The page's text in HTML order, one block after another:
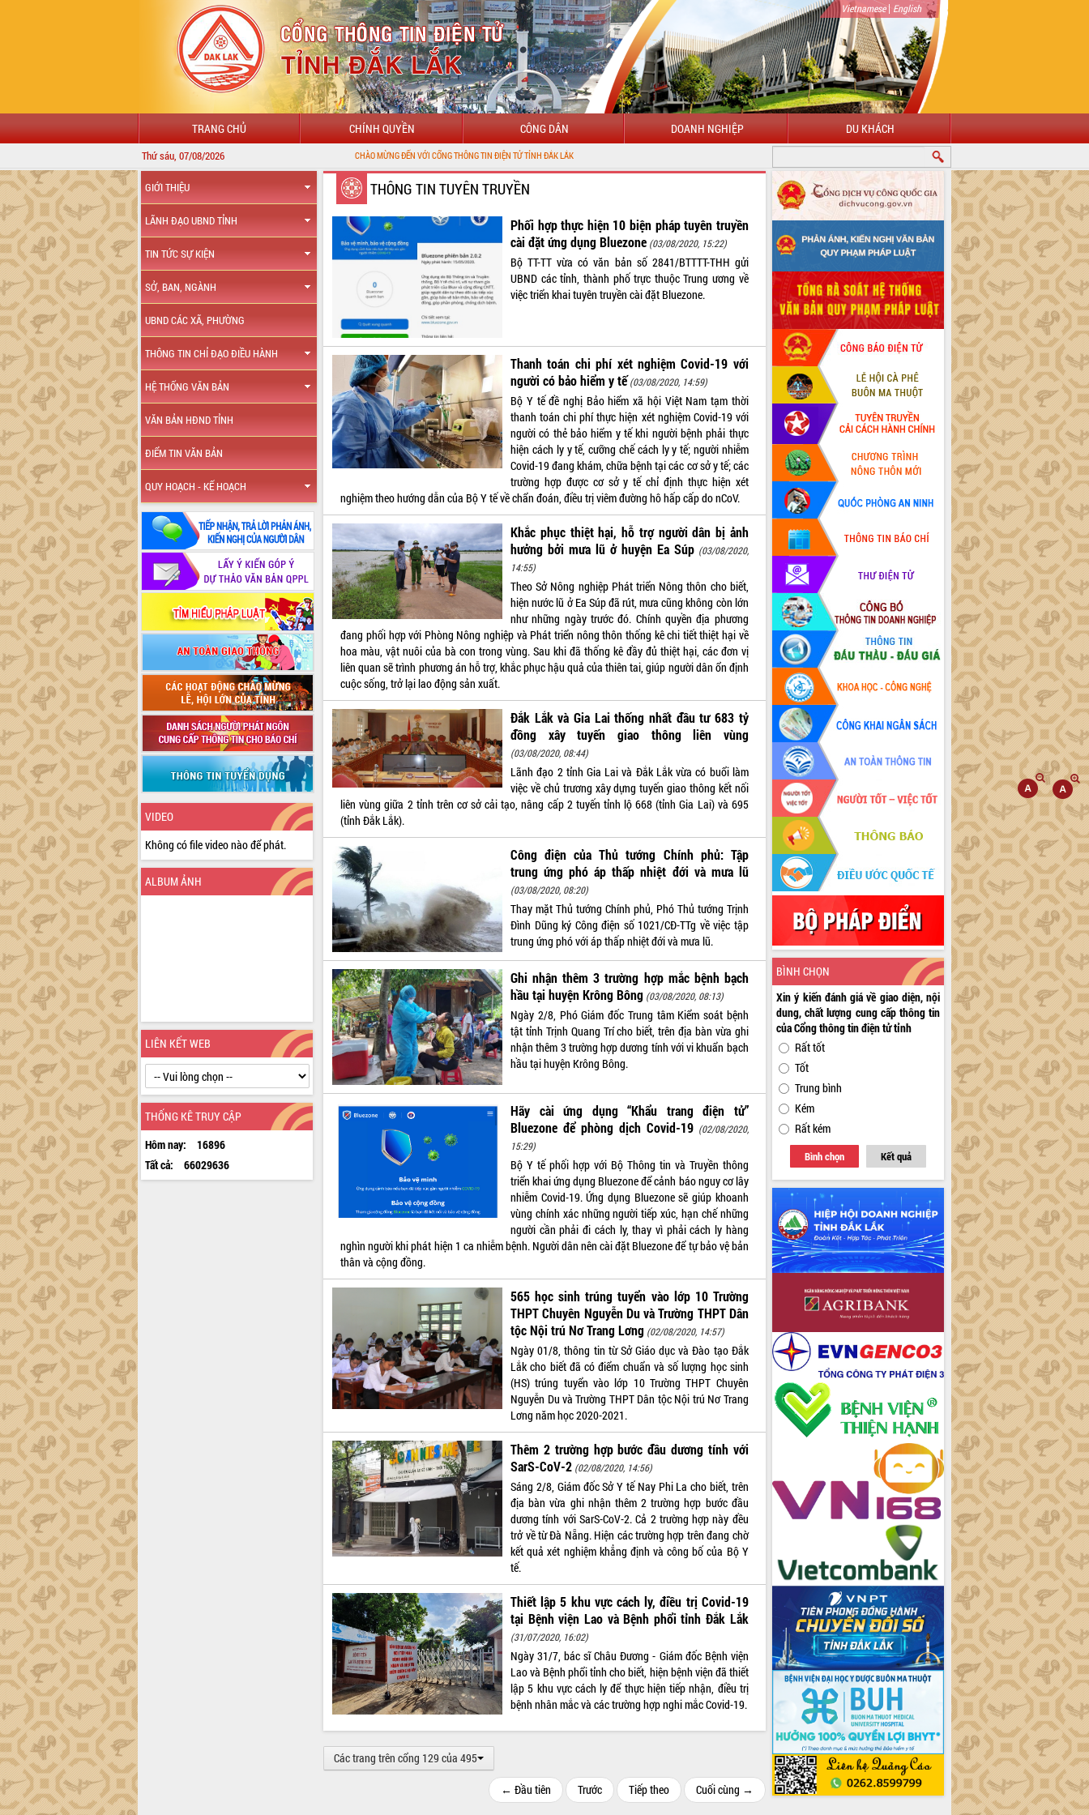
Vietnamese| English
TRANG CHỦ CHÍNH QUYỀN CÔNG DÂN DOANH NGHIỆP DU KHÁCH
Thứ sáu, 07/08/2026 CHÀO MỪNG ĐẾN VỚI CỔNG THÔNG TIN ĐIỆN TỬ TỈNH ĐẮK LẮK
GIỚI THIỆU
LÃNH ĐẠO UBND TỈNH
TIN TỨC SỰ KIỆN
SỞ, BAN, NGÀNH
UBND CÁC XÃ, PHƯỜNG
THÔNG TIN CHỈ ĐẠO ĐIỀU HÀNH
HỆ THỐNG VĂN BẢN
VĂN BẢN HĐND TỈNH
ĐIỂM TIN VĂN BẢN
QUY HOẠCH - KẾ HOẠCH
VIDEO
Không có file video nào để phát.
ALBUM ẢNH
LIÊN KẾT WEB
THỐNG KÊ TRUY CẬP
Hôm nay:
16896
Tất cả:
66029636
THÔNG TIN TUYÊN TRUYỀN
Phối hợp thực hiện 10 biện pháp tuyên truyền
cài đặt ứng dụng Bluezone (03/08/2020, 15:22)
Bộ TT-TT vừa có văn bản số 2841/BTTTT-THH gửi
UBND các tỉnh, thành phố trực thuộc Trung ương về
việc triển khai tuyên truyền cài đặt Bluezone.
Thanh toán chi phí xét nghiệm Covid-19 với
người có bảo hiểm y tế (03/08/2020, 14:59)
Bộ Y tế đề nghị Bảo hiểm xã hội Việt Nam tạm thời
thanh toán chi phí thực hiện xét nghiệm Covid-19 với
người có thẻ bảo hiểm y tế khi người bệnh phải thực
hiện cách ly y tế, cưỡng chế cách ly y tế; người nhiễm
Covid-19 đang khám, chữa bệnh tại các cơ sở y tế; các
trường hợp được cơ sở y tế chỉ định thực hiện xét
nghiệm theo hướng dẫn của Bộ Y tế về chẩn đoán, điều trị viêm đường hô hấp cấp do nCoV.
Khắc phục thiệt hại, hỗ trợ người dân bị ảnh
hưởng bởi mưa lũ ở huyện Ea Súp (03/08/2020,
14:55)
Theo Sở Nông nghiệp Phát triển Nông thôn cho biết,
hiện nước lũ ở Ea Súp đã rút, mưa cũng không còn lớn
như những ngày trước đó. Chính quyền địa phương
đang phối hợp với Phòng Nông nghiệp và Phát triển nông thôn thống kê chi tiết thiệt hại về
hoa màu, vật nuôi của bà con trong vùng. Sau khi đã thống kê đầy đủ thiệt hại, các đơn vị
liên quan sẽ trình phương án hỗ trợ, khắc phục hậu quả của thiên tai, giúp người dân ổn định
cuộc sống, trở lại lao động sản xuất.
Đắk Lắk và Gia Lai thống nhất đầu tư 683 tỷ
đồng xây tuyến giao thông liên vùng
(03/08/2020, 08:44)
Lãnh đạo 2 tỉnh Gia Lai và Đắk Lắk vừa có buổi làm
việc về chủ trương xây dựng tuyến giao thông kết nối
liên vùng giữa 2 tỉnh trên cơ sở cải tạo, nâng cấp 2 tuyến tỉnh lộ 668 (tỉnh Gia Lai) và 695
(tỉnh Đắk Lắk).
Công điện của Thủ tướng Chính phủ: Tập
trung ứng phó áp thấp nhiệt đới và mưa lũ
(03/08/2020, 08:20)
Thay mặt Thủ tướng Chính phủ, Phó Thủ tướng Trịnh
Đình Dũng ký Công điện số 1021/CĐ-TTg về việc tập
trung ứng phó với áp thấp nhiệt đới và mưa lũ.
Ghi nhận thêm 3 trường hợp mắc bệnh bạch
hầu tại huyện Krông Bông (03/08/2020, 08:13)
Ngày 2/8, Phó Giám đốc Trung tâm Kiểm soát bệnh
tật tỉnh Trịnh Quang Trí cho biết, trên địa bàn vừa ghi
nhận thêm 3 trường hợp dương tính với vi khuẩn bạch
hầu tại huyện Krông Bông.
Hãy cài ứng dụng “Khẩu trang điện tử”
Bluezone để phòng dịch Covid-19 (02/08/2020,
15:29)
Bộ Y tế phối hợp với Bộ Thông tin và Truyền thông
triển khai ứng dụng Bluezone để cảnh báo nguy cơ lây
nhiễm Covid-19. Ứng dụng Bluezone sẽ giúp khoanh
vùng chính xác những người tiếp xúc, hạn chế những
người cần phải đi cách ly, thay vì phải cách ly hàng
nghìn người khi phát hiện 1 ca nhiễm bệnh. Người dân nên cài đặt Bluezone để tự bảo vệ bản
thân và cộng đồng.
565 học sinh trúng tuyển vào lớp 10 Trường
THPT Chuyên Nguyễn Du và Trường THPT Dân
tộc Nội trú Nơ Trang Lơng (02/08/2020, 14:57)
Ngày 01/8, thông tin từ Sở Giáo dục và Đào tạo Đắk
Lắk cho biết đã có điểm chuẩn và số lượng học sinh
(HS) trúng tuyển vào lớp 10 Trường THPT Chuyên
Nguyễn Du và Trường THPT Dân tộc Nội trú Nơ Trang
Lơng năm học 2020-2021.
Thêm 2 trường hợp bước đầu dương tính với
SarS-CoV-2 (02/08/2020, 14:56)
Sáng 2/8, Giám đốc Sở Y tế Nay Phi La cho biết, trên
địa bàn vừa ghi nhận thêm 2 trường hợp bước đầu
dương tính với SarS-CoV-2. Cả 2 trường hợp này đều
trở về từ Đà Nẵng. Hiện các trường hợp trên đang chờ
kết quả xét nghiệm khẳng định và công bố của Bộ Y
tế.
Thiết lập 5 khu vực cách ly, điều trị Covid-19
tại Bệnh viện Lao và Bệnh phổi tỉnh Đắk Lắk
(31/07/2020, 16:02)
Ngày 31/7, bác sĩ Châu Đương - Giám đốc Bệnh viện
Lao và Bệnh phổi tỉnh cho biết, hiện bệnh viện đã thiết
lập 5 khu vực cách ly để thực hiện tiếp nhận, điều trị
bệnh nhân mắc và các trường hợp nghi mắc Covid-19.
Các trang trên cổng 129 của 495
← Đầu tiên Trước Tiếp theo Cuối cùng →
BÌNH CHỌN
Xin ý kiến đánh giá về giao diện, nội
dung, chất lượng cung cấp thông tin
của Cổng thông tin điện tử tỉnh
Rất tốt
Tốt
Trung bình
Kém
Rất kém
Bình chọn Kết quả